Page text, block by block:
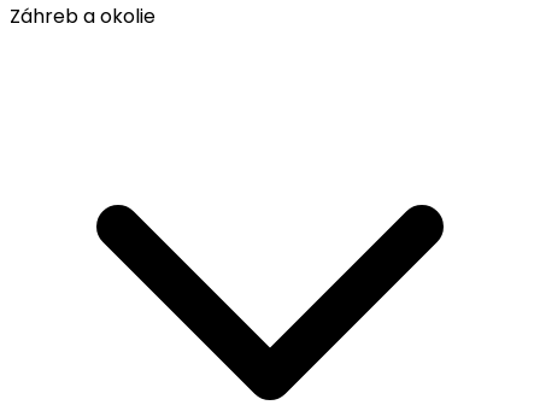
Záhreb a okolie